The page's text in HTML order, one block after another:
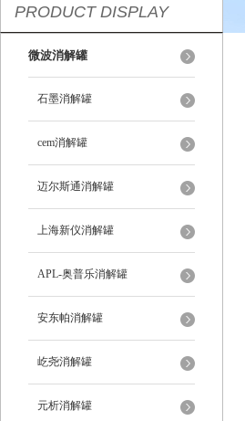
PRODUCT DISPLAY
微波消解罐
石墨消解罐
cem消解罐
迈尔斯通消解罐
上海新仪消解罐
APL-奥普乐消解罐
安东帕消解罐
屹尧消解罐
元析消解罐